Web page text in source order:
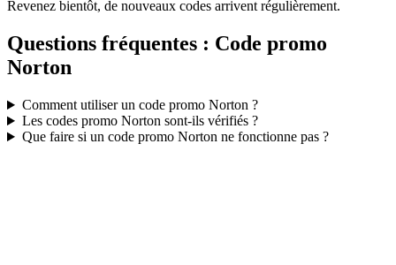
Revenez bientôt, de nouveaux codes arrivent régulièrement.
Questions fréquentes : Code promo
Norton
Comment utiliser un code promo Norton ?
Les codes promo Norton sont-ils vérifiés ?
Que faire si un code promo Norton ne fonctionne pas ?